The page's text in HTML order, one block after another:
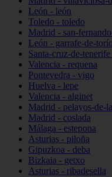
León - león
Toledo - toledo
Madrid - san-
León - garrafe-de-torío
Santa-cruz-de-
Valencia - requena
Pontevedra - vigo
Huelva - lepe
Valencia - alginet
Madrid - pelayos-de-
Madrid - coslada
Málaga - estepona
Asturias - piloña
Gipuzkoa - deba
Bizkaia - getxo
Asturias - ribadesella